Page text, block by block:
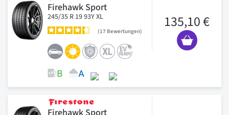
Firehawk Sport
245/35 R 19 93Y XL
17 Bewertungen
135,10 €